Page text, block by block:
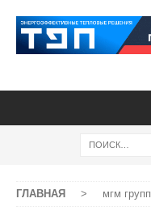
ГЛАВНАЯ > мгм групп